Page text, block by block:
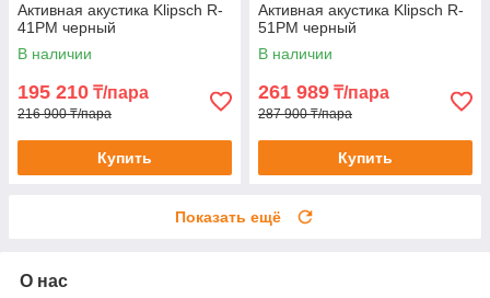
Активная акустика Klipsch R-
41PM черный
В наличии
195 210 ₸/пара
216 900 ₸/пара
Купить
Активная акустика Klipsch R-
51PM черный
В наличии
261 989 ₸/пара
287 900 ₸/пара
Купить
Показать ещё
О нас